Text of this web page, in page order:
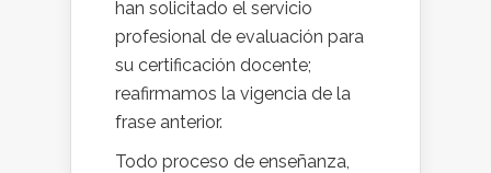
han solicitado el servicio
profesional de evaluación para
su certificación docente;
reafirmamos la vigencia de la
frase anterior.
Todo proceso de enseñanza,